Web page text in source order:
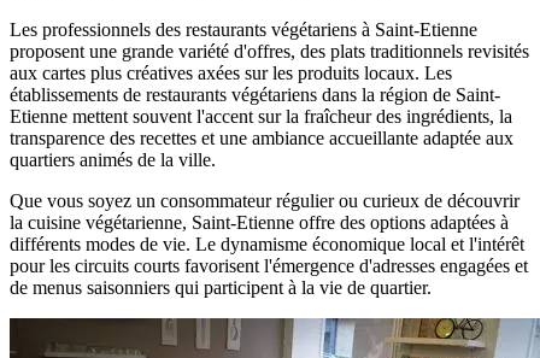
Les professionnels des restaurants végétariens à Saint-Etienne
proposent une grande variété d'offres, des plats traditionnels revisités
aux cartes plus créatives axées sur les produits locaux. Les
établissements de restaurants végétariens dans la région de Saint-
Etienne mettent souvent l'accent sur la fraîcheur des ingrédients, la
transparence des recettes et une ambiance accueillante adaptée aux
quartiers animés de la ville.
Que vous soyez un consommateur régulier ou curieux de découvrir
la cuisine végétarienne, Saint-Etienne offre des options adaptées à
différents modes de vie. Le dynamisme économique local et l'intérêt
pour les circuits courts favorisent l'émergence d'adresses engagées et
de menus saisonniers qui participent à la vie de quartier.